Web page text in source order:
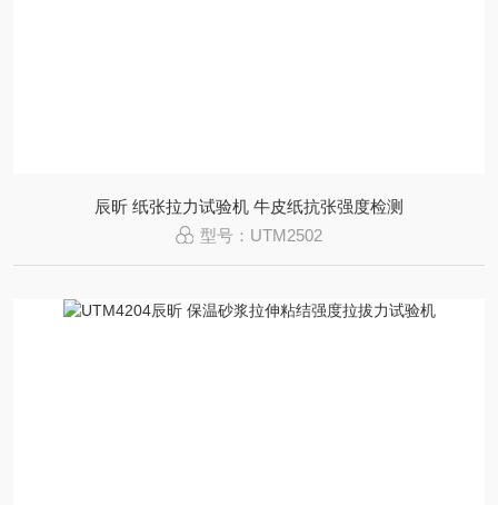
辰昕 纸张拉力试验机 牛皮纸抗张强度检测
型号：UTM2502